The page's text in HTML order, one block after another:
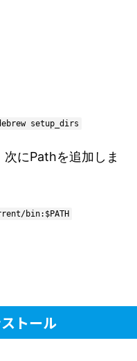
setup_dirs
にPathを追加しま
bin:$PATH
トール